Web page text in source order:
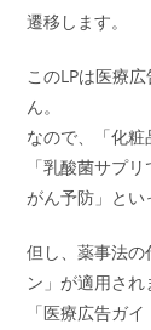
遷移します。
このLPは医療
ん。
なので、「化粧
「乳酸菌サプ
がん予防」とい
但し、薬事法の
ン」が適用され
「医療広告ガ